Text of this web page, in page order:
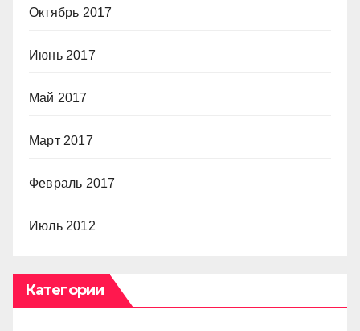
Октябрь 2017
Июнь 2017
Май 2017
Март 2017
Февраль 2017
Июль 2012
Категории